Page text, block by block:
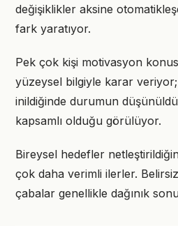
değişiklikler aksine
fark yaratıyor.
Pek çok kişi motivasyon
yüzeysel bilgiyle karar
inildiğinde durumun
kapsamlı olduğu görülüyor.
Bireysel hedefler
çok daha verimli ilerler.
çabalar genellikle dağınık